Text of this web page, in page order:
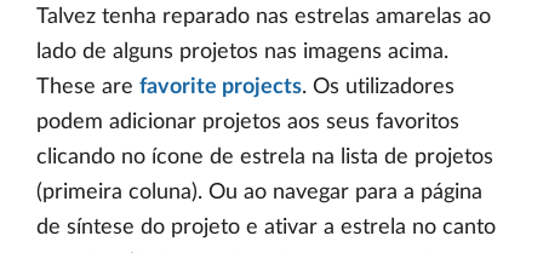
Talvez tenha reparado nas estrelas amarelas ao
lado de alguns projetos nas imagens acima.
These are favorite projects. Os utilizadores
podem adicionar projetos aos seus favoritos
clicando no ícone de estrela na lista de projetos
(primeira coluna). Ou ao navegar para a página
de síntese do projeto e ativar a estrela no canto